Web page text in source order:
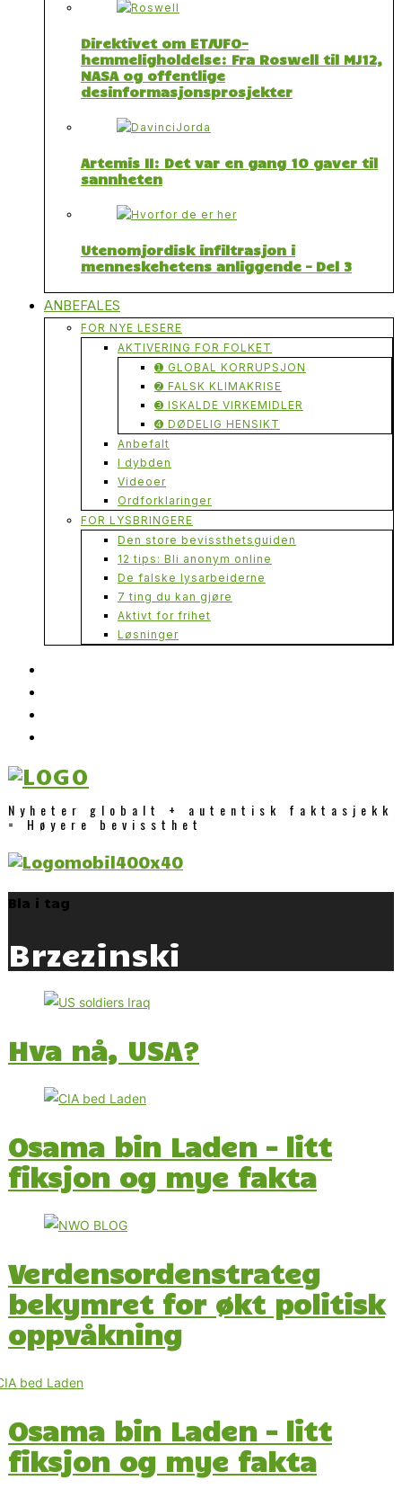
Direktivet om ET/UFO-
hemmeligholdelse: Fra Roswell til MJ12,
NASA og offentlige
desinformasjonsprosjekter
Artemis II: Det var en gang 10 gaver til
sannheten
Utenomjordisk infiltrasjon i
menneskehetens anliggende – Del 3
ANBEFALES
FOR NYE LESERE
AKTIVERING FOR FOLKET
➊ GLOBAL KORRUPSJON
➋ FALSK KLIMAKRISE
➌ ISKALDE VIRKEMIDLER
➍ DØDELIG HENSIKT
Anbefalt
I dybden
Videoer
Ordforklaringer
FOR LYSBRINGERE
Den store bevissthetsguiden
12 tips: Bli anonym online
De falske lysarbeiderne
7 ting du kan gjøre
Aktivt for frihet
Løsninger
Nyheter globalt + autentisk faktasjekk
= Høyere bevissthet
Bla i tag
Brzezinski
Hva nå, USA?
Osama bin Laden – litt
fiksjon og mye fakta
Verdensordenstrateg
bekymret for økt politisk
oppvåkning
Osama bin Laden – litt
fiksjon og mye fakta